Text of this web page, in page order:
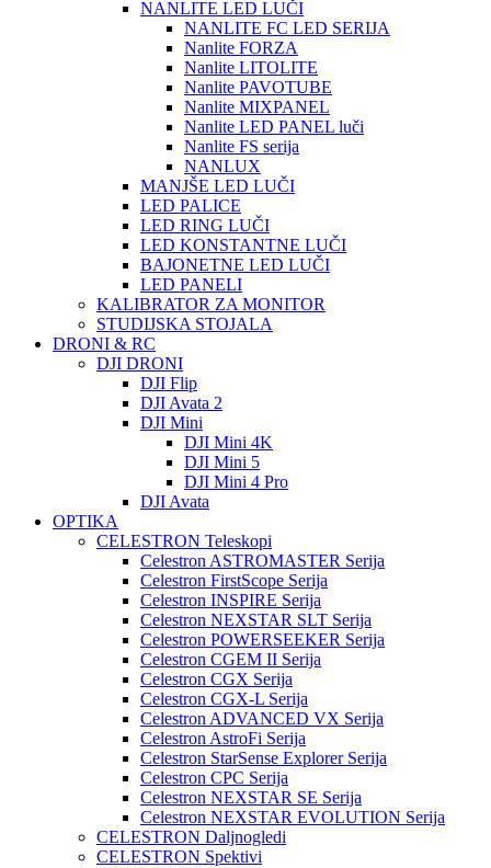
NANLITE LED LUČI
NANLITE FC LED SERIJA
Nanlite FORZA
Nanlite LITOLITE
Nanlite PAVOTUBE
Nanlite MIXPANEL
Nanlite LED PANEL luči
Nanlite FS serija
NANLUX
MANJŠE LED LUČI
LED PALICE
LED RING LUČI
LED KONSTANTNE LUČI
BAJONETNE LED LUČI
LED PANELI
KALIBRATOR ZA MONITOR
STUDIJSKA STOJALA
DRONI & RC
DJI DRONI
DJI Flip
DJI Avata 2
DJI Mini
DJI Mini 4K
DJI Mini 5
DJI Mini 4 Pro
DJI Avata
OPTIKA
CELESTRON Teleskopi
Celestron ASTROMASTER Serija
Celestron FirstScope Serija
Celestron INSPIRE Serija
Celestron NEXSTAR SLT Serija
Celestron POWERSEEKER Serija
Celestron CGEM II Serija
Celestron CGX Serija
Celestron CGX-L Serija
Celestron ADVANCED VX Serija
Celestron AstroFi Serija
Celestron StarSense Explorer Serija
Celestron CPC Serija
Celestron NEXSTAR SE Serija
Celestron NEXSTAR EVOLUTION Serija
CELESTRON Daljnogledi
CELESTRON Spektivi